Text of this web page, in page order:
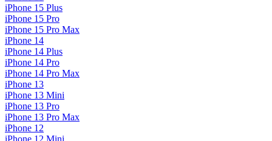
iPhone 15 Plus
iPhone 15 Pro
iPhone 15 Pro Max
iPhone 14
iPhone 14 Plus
iPhone 14 Pro
iPhone 14 Pro Max
iPhone 13
iPhone 13 Mini
iPhone 13 Pro
iPhone 13 Pro Max
iPhone 12
iPhone 12 Mini